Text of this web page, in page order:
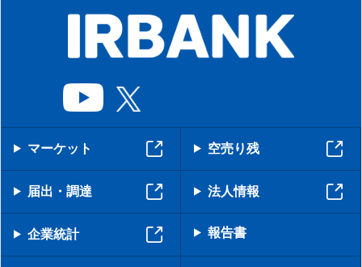
マーケット 空売り残
届出・調達 法人情報
企業統計 報告書